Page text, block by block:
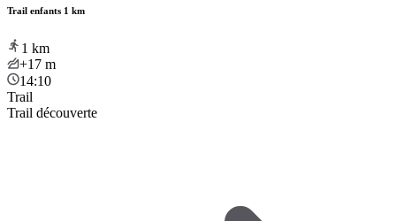
Trail enfants 1 km
1 km
+17 m
14:10
Trail
Trail découverte